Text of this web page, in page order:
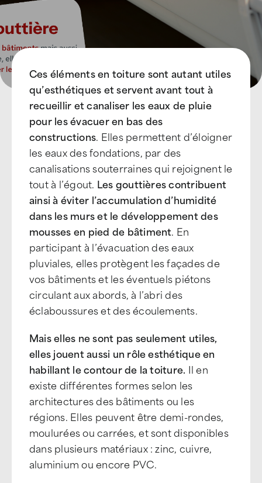
Devenir Franchisé
Ces éléments en toiture sont autant utiles
qu’esthétiques et servent avant tout à
recueillir et canaliser les eaux de pluie
pour les évacuer en bas des
constructions. Elles permettent d’éloigner
les eaux des fondations, par des
canalisations souterraines qui rejoignent le
tout à l’égout. Les gouttières contribuent
ainsi à éviter l’accumulation d’humidité
dans les murs et le développement des
mousses en pied de bâtiment. En
participant à l’évacuation des eaux
pluviales, elles protègent les façades de
vos bâtiments et les éventuels piétons
circulant aux abords, à l’abri des
éclaboussures et des écoulements.
Mais elles ne sont pas seulement utiles,
elles jouent aussi un rôle esthétique en
habillant le contour de la toiture. Il en
existe différentes formes selon les
architectures des bâtiments ou les
régions. Elles peuvent être demi-rondes,
moulurées ou carrées, et sont disponibles
dans plusieurs matériaux : zinc, cuivre,
aluminium ou encore PVC.